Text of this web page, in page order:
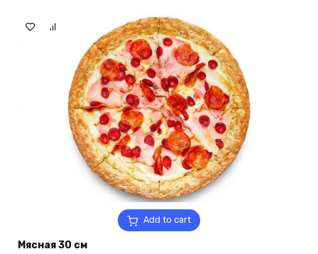
Add to cart
Мясная 30 см